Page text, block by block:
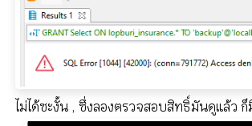
ไม่ได้ซะงั้น , ซึ่งลองตรวจสอบสิทธิ์มันดูแล้ว